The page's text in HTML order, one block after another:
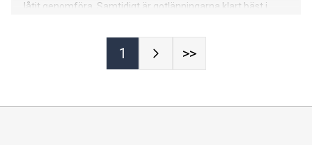
låtit genomföra. Samtidigt är gotlänningarna klart bäst i
diskar eller borstar tänderna.
1 >>